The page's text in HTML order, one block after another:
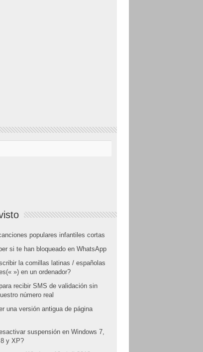
populares infantiles cortas
si te han bloqueado en WhatsApp
la comillas latinas / españolas
») en un ordenador?
recibir SMS de validación sin
número real
una versión antigua de página
suspensión en Windows 7,
y XP?